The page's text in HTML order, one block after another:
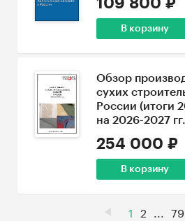
109 800 ₽
В корзину
Обзор
сухих
России (итоги
на 2026-2027
254 000 ₽
В корзину
1 2 ... 79